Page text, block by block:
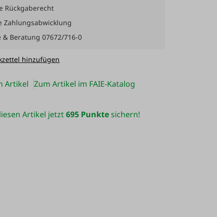
Rückgaberecht
Zahlungsabwicklung
& Beratung 07672/716-0
hinzufügen
Artikel Zum Artikel im FAIE-Katalog
Artikel jetzt695 Punktesichern!